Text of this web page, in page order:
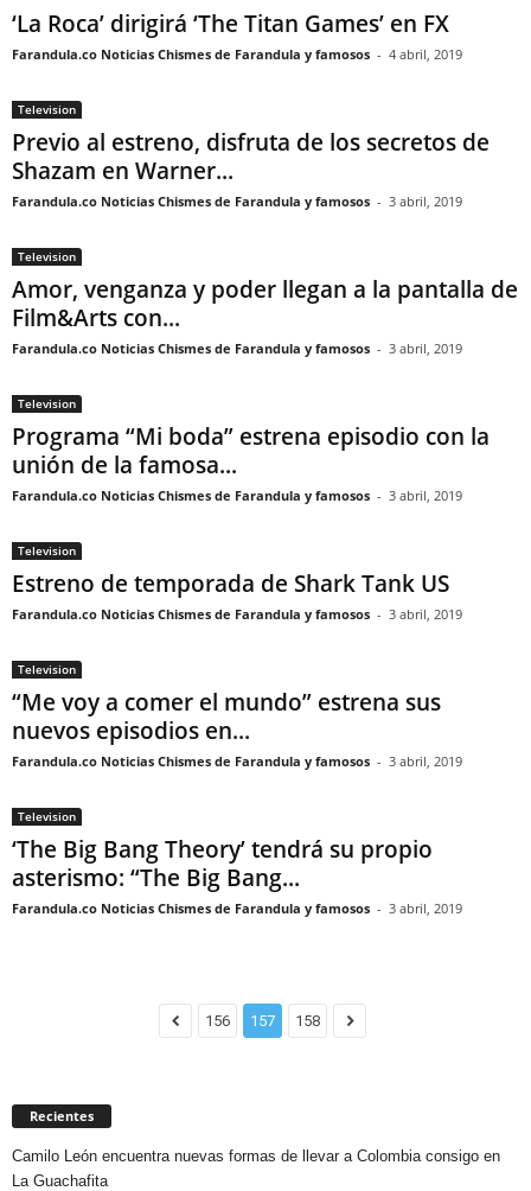
‘La Roca’ dirigirá ‘The Titan Games’ en FX
Farandula.co Noticias Chismes de Farandula y famosos - 4 abril, 2019
Television
Previo al estreno, disfruta de los secretos de
Shazam en Warner...
Farandula.co Noticias Chismes de Farandula y famosos - 3 abril, 2019
Television
Amor, venganza y poder llegan a la pantalla de
Film&Arts con...
Farandula.co Noticias Chismes de Farandula y famosos - 3 abril, 2019
Television
Programa “Mi boda” estrena episodio con la
unión de la famosa...
Farandula.co Noticias Chismes de Farandula y famosos - 3 abril, 2019
Television
Estreno de temporada de Shark Tank US
Farandula.co Noticias Chismes de Farandula y famosos - 3 abril, 2019
Television
“Me voy a comer el mundo” estrena sus
nuevos episodios en...
Farandula.co Noticias Chismes de Farandula y famosos - 3 abril, 2019
Television
‘The Big Bang Theory’ tendrá su propio
asterismo: “The Big Bang...
Farandula.co Noticias Chismes de Farandula y famosos - 3 abril, 2019
156 157 158
Recientes
Camilo León encuentra nuevas formas de llevar a Colombia consigo en
La Guachafita